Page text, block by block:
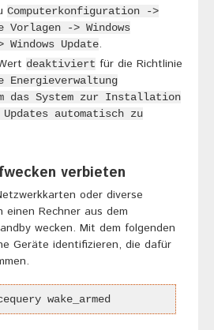
Computerkonfiguration ->
-> Windows
Windows Update.
deaktiviert für die Richtlinie
Energieverwaltung
das System zur Installation
automatisch zu
verbieten
oder diverse
einen Rechner aus dem
wecken. Mit dem folgenden
Geräte identifizieren, die dafür
wake_armed